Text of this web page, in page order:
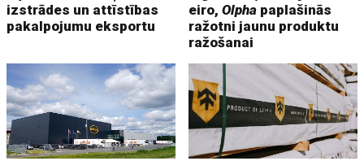
izstrādes un attīstības
pakalpojumu eksportu
eiro,Olpha paplašinās
ražotni jaunu produktu
ražošanai